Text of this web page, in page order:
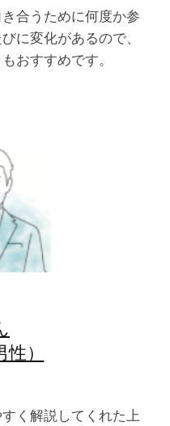
合うために何度か参
に変化があるので、
おすすめです。
）
く解説してくれた上